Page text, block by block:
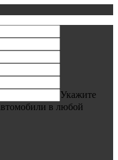
Укажите
в любой